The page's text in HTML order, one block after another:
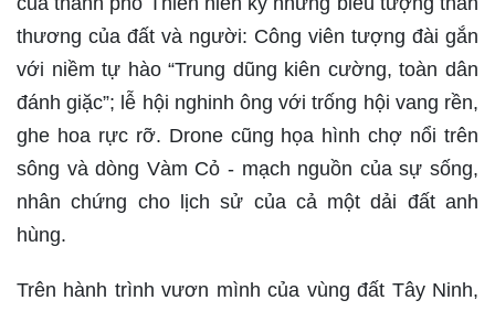
thương của đất và người: Công viên tượng đài gắn
với niềm tự hào “Trung dũng kiên cường, toàn dân
đánh giặc”; lễ hội nghinh ông với trống hội vang rền,
ghe hoa rực rỡ. Drone cũng họa hình chợ nổi trên
sông và dòng Vàm Cỏ - mạch nguồn của sự sống,
nhân chứng cho lịch sử của cả một dải đất anh
hùng.
Trên hành trình vươn mình của vùng đất Tây Ninh,